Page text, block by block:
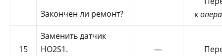
Закончен ли ремонт?
к
15
Заменить датчик
HO2S1.
—